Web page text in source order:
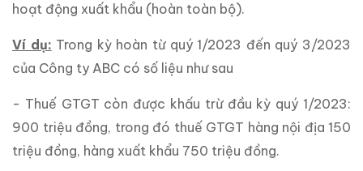
hoạt động xuất khẩu (hoàn toàn bộ).
Ví dụ: Trong kỳ hoàn từ quý 1/2023 đến quý 3/2023
của Công ty ABC có số liệu như sau
- Thuế GTGT còn được khấu trừ đầu kỳ quý 1/2023:
900 triệu đồng, trong đó thuế GTGT hàng nội địa 150
triệu đồng, hàng xuất khẩu 750 triệu đồng.